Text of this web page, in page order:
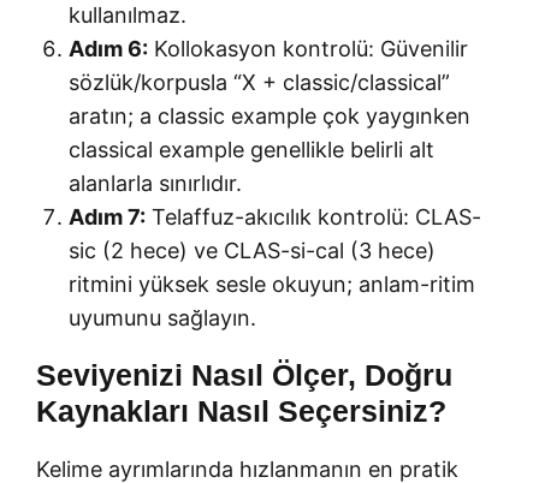
kullanılmaz.
Adım 6: Kollokasyon kontrolü: Güvenilir
sözlük/korpusla “X + classic/classical”
aratın; a classic example çok yaygınken
classical example genellikle belirli alt
alanlarla sınırlıdır.
Adım 7: Telaffuz-akıcılık kontrolü: CLAS-
sic (2 hece) ve CLAS-si-cal (3 hece)
ritmini yüksek sesle okuyun; anlam-ritim
uyumunu sağlayın.
Seviyenizi Nasıl Ölçer, Doğru
Kaynakları Nasıl Seçersiniz?
Kelime ayrımlarında hızlanmanın en pratik